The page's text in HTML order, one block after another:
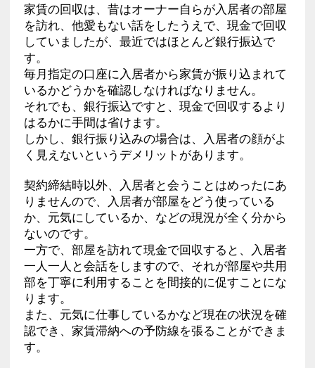
家賃の回収は、昔はオーナー自らが入居者の部屋
を訪れ、他愛もない話をしたうえで、現金で回収
していましたが、最近ではほとんど銀行振込で
す。
毎月指定の口座に入居者から家賃が振り込まれて
いるかどうかを確認しなければなりません。
それでも、銀行振込ですと、現金で回収するより
はるかに手間は省けます。
しかし、銀行振り込みの場合は、入居者の顔がよ
く見えないというデメリットがあります。
契約締結時以外、入居者と会うことはめったにあ
りませんので、入居者が部屋をどう使っている
か、元気にしているか、などの現況が全く分から
ないのです。
一方で、部屋を訪れて現金で回収すると、入居者
一人一人と会話をしますので、それが部屋や共用
部を丁寧に利用することを間接的に促すことにな
ります。
また、元気に仕事しているかなど現在の状況を確
認でき、家賃滞納への予防線を張ることができま
す。